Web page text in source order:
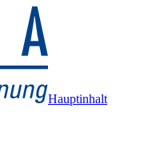
Hauptinhalt